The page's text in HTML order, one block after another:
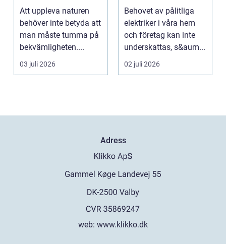
Att uppleva naturen
behöver inte betyda att
man måste tumma på
bekvämligheten....
03 juli 2026
elinstallation
Behovet av pålitliga
elektriker i våra hem
och företag kan inte
underskattas, s&aum...
02 juli 2026
Adress
web: www.klikko.dk